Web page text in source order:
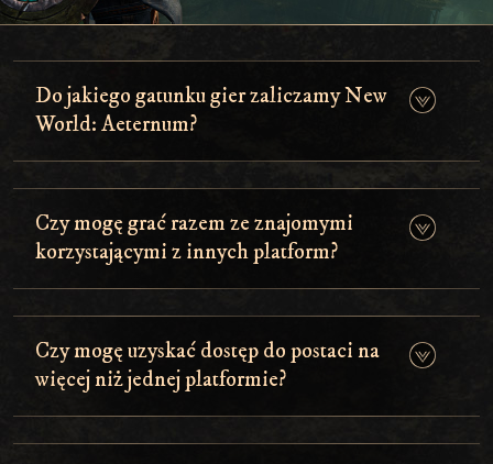
Do jakiego gatunku gier zaliczamy New
World: Aeternum?
Czy mogę grać razem ze znajomymi
korzystającymi z innych platform?
Czy mogę uzyskać dostęp do postaci na
więcej niż jednej platformie?